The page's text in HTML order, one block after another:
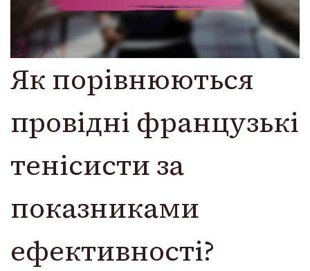
Як порівнюються
провідні французькі
тенісисти за
показниками
ефективності?